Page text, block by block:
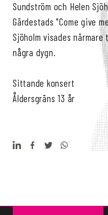
Sundström och Helen
Gärdestads "Come give
Sjöholm visades
några dygn.
Sittande konsert
Åldersgräns 13 år